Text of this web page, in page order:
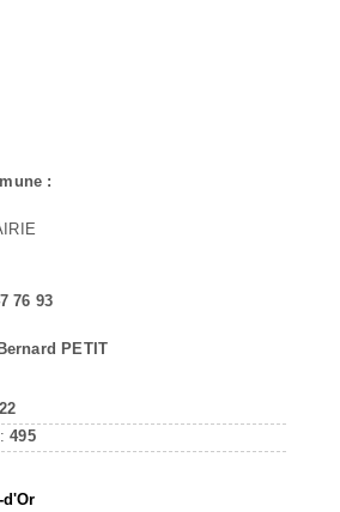
:
76 93
PETIT
:495
d'Or